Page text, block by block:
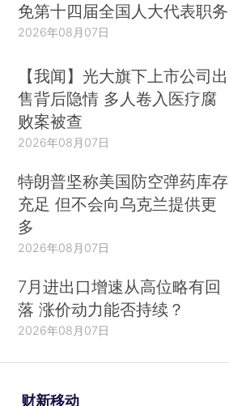
免第十四届全国人大代表职务
2026年08月07日
【我闻】光大旗下上市公司出
售背后隐情 多人卷入医疗腐
败案被查
2026年08月07日
特朗普坚称美国防空弹药库存
充足 但不会向乌克兰提供更
多
2026年08月07日
7月进出口增速从高位略有回
落 涨价动力能否持续？
2026年08月07日
财新移动